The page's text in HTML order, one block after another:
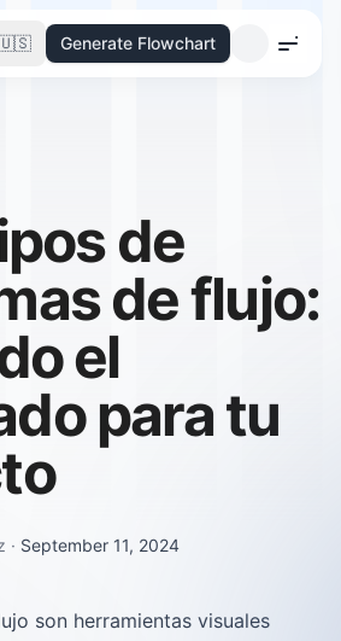
Generate Flowchart
Menu
de
de flujo:
el
para tu
· September 11, 2024
son herramientas visuales